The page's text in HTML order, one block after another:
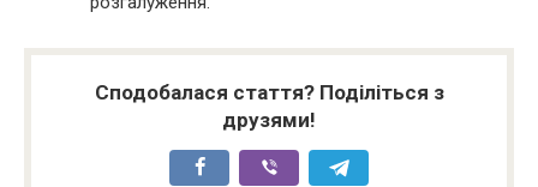
Сподобалася стаття? Поділіться з
друзями!